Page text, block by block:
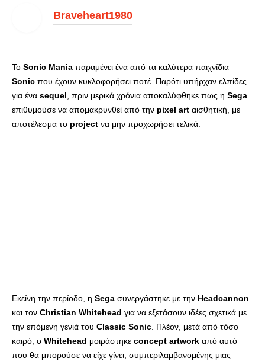
Braveheart1980
Το Sonic Mania παραμένει ένα από τα καλύτερα παιχνίδια
Sonic που έχουν κυκλοφορήσει ποτέ. Παρότι υπήρχαν ελπίδες
για ένα sequel , πριν μερικά χρόνια αποκαλύφθηκε πως η Sega
επιθυμούσε να απομακρυνθεί από την pixel art αισθητική, με
αποτέλεσμα το project να μην προχωρήσει τελικά.
Εκείνη την περίοδο, η Sega συνεργάστηκε με την Headcannon
και τον Christian Whitehead για να εξετάσουν ιδέες σχετικά με
την επόμενη γενιά του Classic Sonic . Πλέον, μετά από τόσο
καιρό, ο Whitehead μοιράστηκε concept artwork από αυτό
που θα μπορούσε να είχε γίνει, συμπεριλαμβανομένης μιας